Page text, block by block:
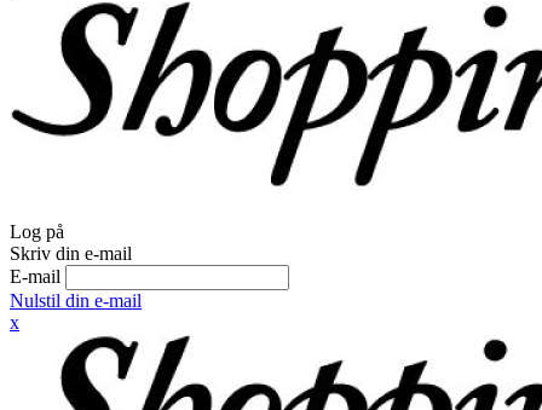
Log på
Skriv din e-mail
E-mail
Nulstil din e-mail
x